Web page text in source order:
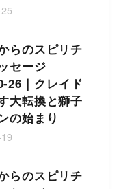
らのスピリチ
セージ
26｜クレイド
大転換と獅子
の始まり
らのスピリチ